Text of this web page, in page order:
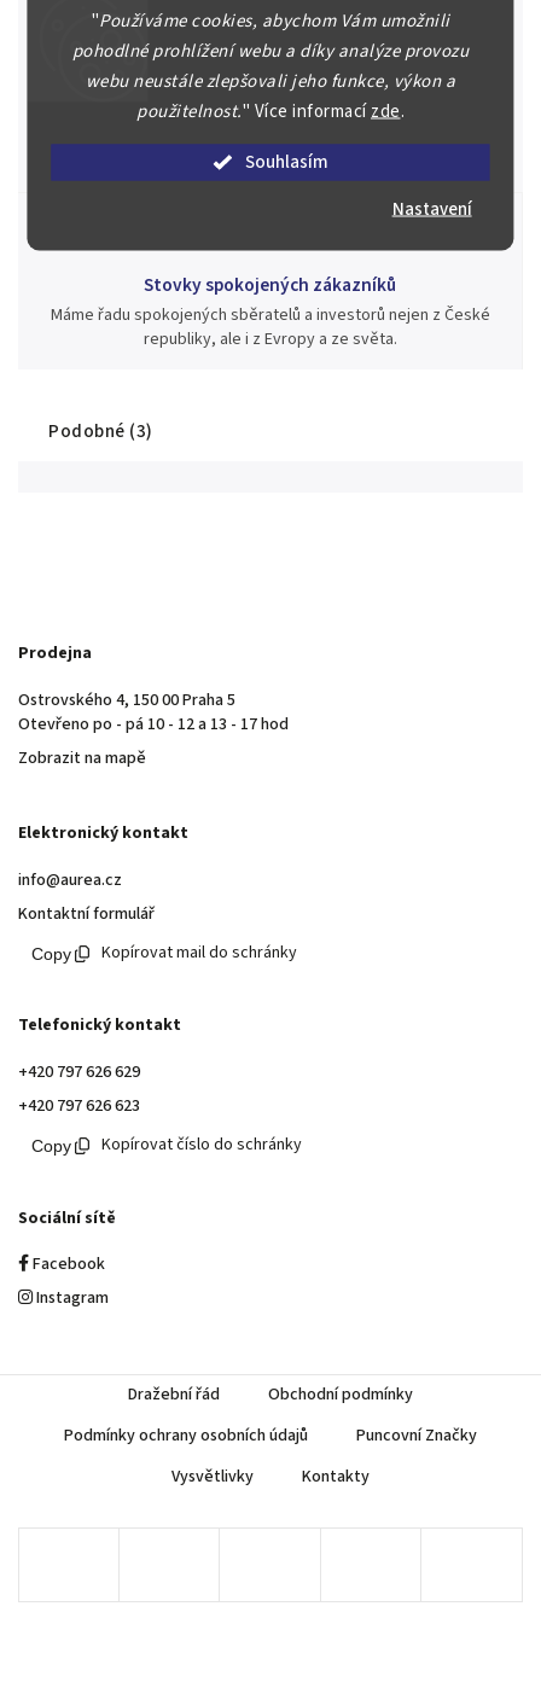
"Používáme cookies, abychom Vám umožnili
pohodlné prohlížení webu a díky analýze provozu
webu neustále zlepšovali jeho funkce, výkon a
použitelnost." Více informacízde.
Souhlasím
Nastavení
Jsme zde pro Vás nepřetržitě již od roku 2000
Během té doby jsme v našich aukcích prodali významné sbírky i
jednotlivé kusy unikátních mincí, bankovek, řádů a vyznamenání
za rekordní ceny.
Stovky spokojených zákazníků
Máme řadu spokojených sběratelů a investorů nejen z České
republiky, ale i z Evropy a ze světa.
Podobné (3)
Prodejna
Ostrovského 4, 150 00 Praha 5
Otevřeno po - pá 10 - 12 a 13 - 17 hod
Zobrazit na mapě
Elektronický kontakt
info@aurea.cz
Kontaktní formulář
Kopírovat mail do schránky
Telefonický kontakt
+420 797 626 629
+420 797 626 623
Kopírovat číslo do schránky
Sociální sítě
Facebook
Instagram
Dražební řád
Obchodní podmínky
Podmínky ochrany osobních údajů
Puncovní Značky
Vysvětlivky
Kontakty